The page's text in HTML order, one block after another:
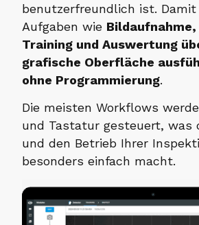
benutzerfreundlich ist. Damit
Aufgaben wie
Training und Auswertung
grafische Oberfläche
ohne Programmierung.
Die meisten Workflows
und Tastatur gesteuert, was
und den Betrieb Ihrer
besonders einfach macht.